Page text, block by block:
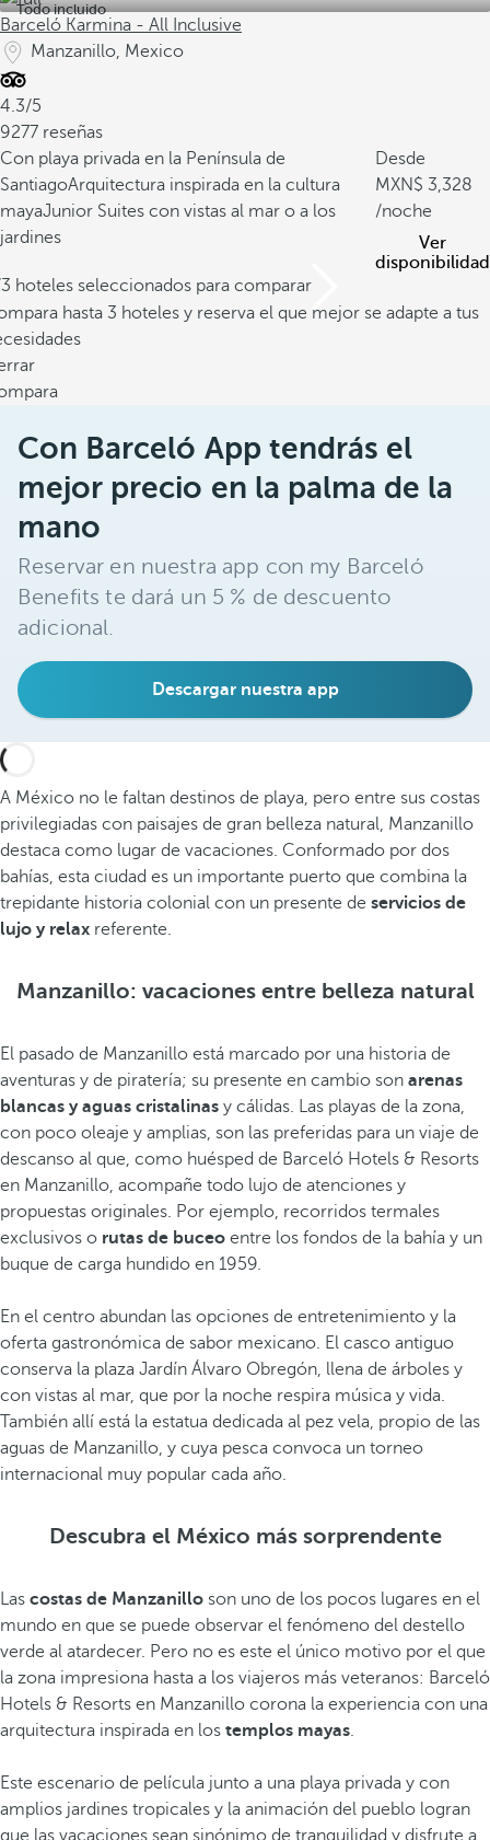
Todo incluido
Barceló Karmina - All Inclusive
Manzanillo, Mexico
4.3/5
9277 reseñas
Con playa privada en la Península de
SantiagoArquitectura inspirada en la cultura
mayaJunior Suites con vistas al mar o a los
jardines
Desde
3,328
/noche
Ver
disponibilidad
hoteles seleccionados para comparar
hasta 3 hoteles y reserva el que mejor se adapte a tus
Con Barceló App tendrás el
mejor precio en la palma de la
mano
Reservar en nuestra app con my Barceló
Benefits te dará un 5 % de descuento
adicional.
Descargar nuestra app
A México no le faltan destinos de playa, pero entre sus costas
privilegiadas con paisajes de gran belleza natural, Manzanillo
destaca como lugar de vacaciones. Conformado por dos
bahías, esta ciudad es un importante puerto que combina la
trepidante historia colonial con un presente de servicios de
lujo y relax referente.
Manzanillo: vacaciones entre belleza natural
El pasado de Manzanillo está marcado por una historia de
aventuras y de piratería; su presente en cambio son arenas
blancas y aguas cristalinas y cálidas. Las playas de la zona,
con poco oleaje y amplias, son las preferidas para un viaje de
descanso al que, como huésped de Barceló Hotels & Resorts
en Manzanillo, acompañe todo lujo de atenciones y
propuestas originales. Por ejemplo, recorridos termales
exclusivos o rutas de buceo entre los fondos de la bahía y un
buque de carga hundido en 1959.
En el centro abundan las opciones de entretenimiento y la
oferta gastronómica de sabor mexicano. El casco antiguo
conserva la plaza Jardín Álvaro Obregón, llena de árboles y
con vistas al mar, que por la noche respira música y vida.
También allí está la estatua dedicada al pez vela, propio de las
aguas de Manzanillo, y cuya pesca convoca un torneo
internacional muy popular cada año.
Descubra el México más sorprendente
Las costas de Manzanillo son uno de los pocos lugares en el
mundo en que se puede observar el fenómeno del destello
verde al atardecer. Pero no es este el único motivo por el que
la zona impresiona hasta a los viajeros más veteranos: Barceló
Hotels & Resorts en Manzanillo corona la experiencia con una
arquitectura inspirada en los templos mayas.
Este escenario de película junto a una playa privada y con
amplios jardines tropicales y la animación del pueblo logran
que las vacaciones sean sinónimo de tranquilidad y disfrute a